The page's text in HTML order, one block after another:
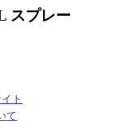
スプレー
ト
て